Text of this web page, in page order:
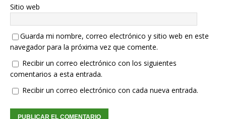
Sitio web
Guarda mi nombre, correo electrónico y sitio web en este
navegador para la próxima vez que comente.
Recibir un correo electrónico con los siguientes
comentarios a esta entrada.
Recibir un correo electrónico con cada nueva entrada.